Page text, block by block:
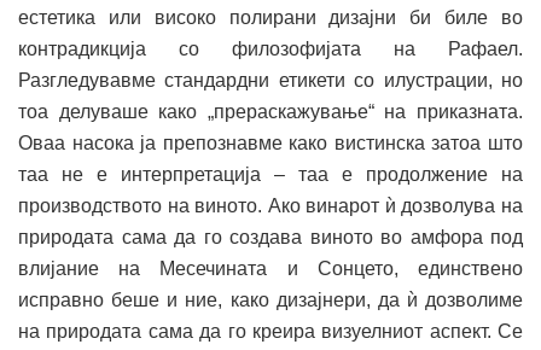
естетика или високо полирани дизајни би биле во
контрадикција со филозофијата на Рафаел.
Разгледувавме стандардни етикети со илустрации, но
тоа делуваше како „прераскажување“ на приказната.
Оваа насока ја препознавме како вистинска затоа што
таа не е интерпретација – таа е продолжение на
производството на виното. Ако винарот ѝ дозволува на
природата сама да го создава виното во амфора под
влијание на Месечината и Сонцето, единствено
исправно беше и ние, како дизајнери, да ѝ дозволиме
на природата сама да го креира визуелниот аспект. Се